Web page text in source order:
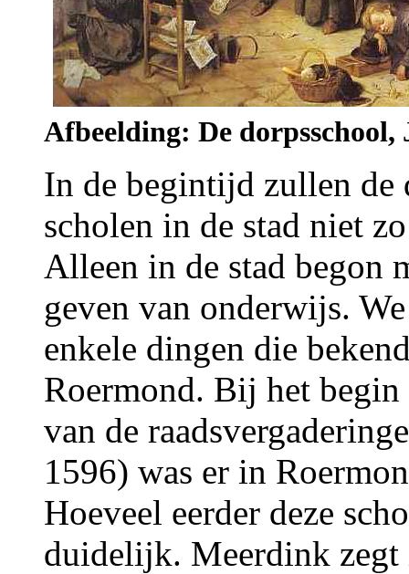
Afbeelding: De dorpsschool,
In de begintijd zullen de
scholen in de stad niet
Alleen in de stad begon
geven van onderwijs.
enkele dingen die
Roermond. Bij het begin
van de
1596) was er in
Hoeveel eerder deze
duidelijk. Meerdink